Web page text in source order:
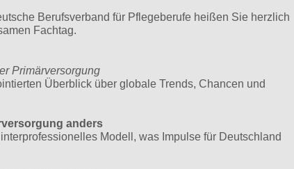
Berufsverband für Pflegeberufe heißen Sie herzlich
Fachtag.
Primärversorgung
Überblick über globale Trends, Chancen und
anders
Modell, was Impulse für Deutschland